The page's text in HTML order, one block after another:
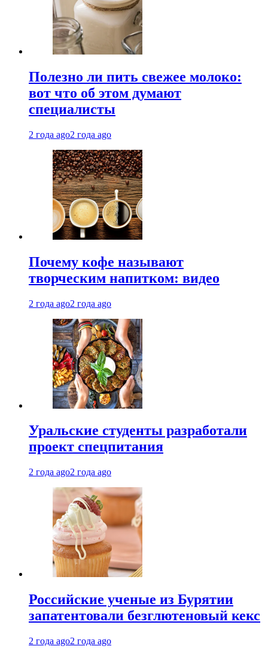
Полезно ли пить свежее молоко:
вот что об этом думают
специалисты
2 года ago2 года ago
Почему кофе называют
творческим напитком: видео
2 года ago2 года ago
Уральские студенты разработали
проект спецпитания
2 года ago2 года ago
Российские ученые из Бурятии
запатентовали безглютеновый кекс
2 года ago2 года ago